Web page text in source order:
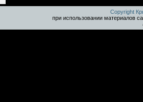
Copyright
при использовании материалов